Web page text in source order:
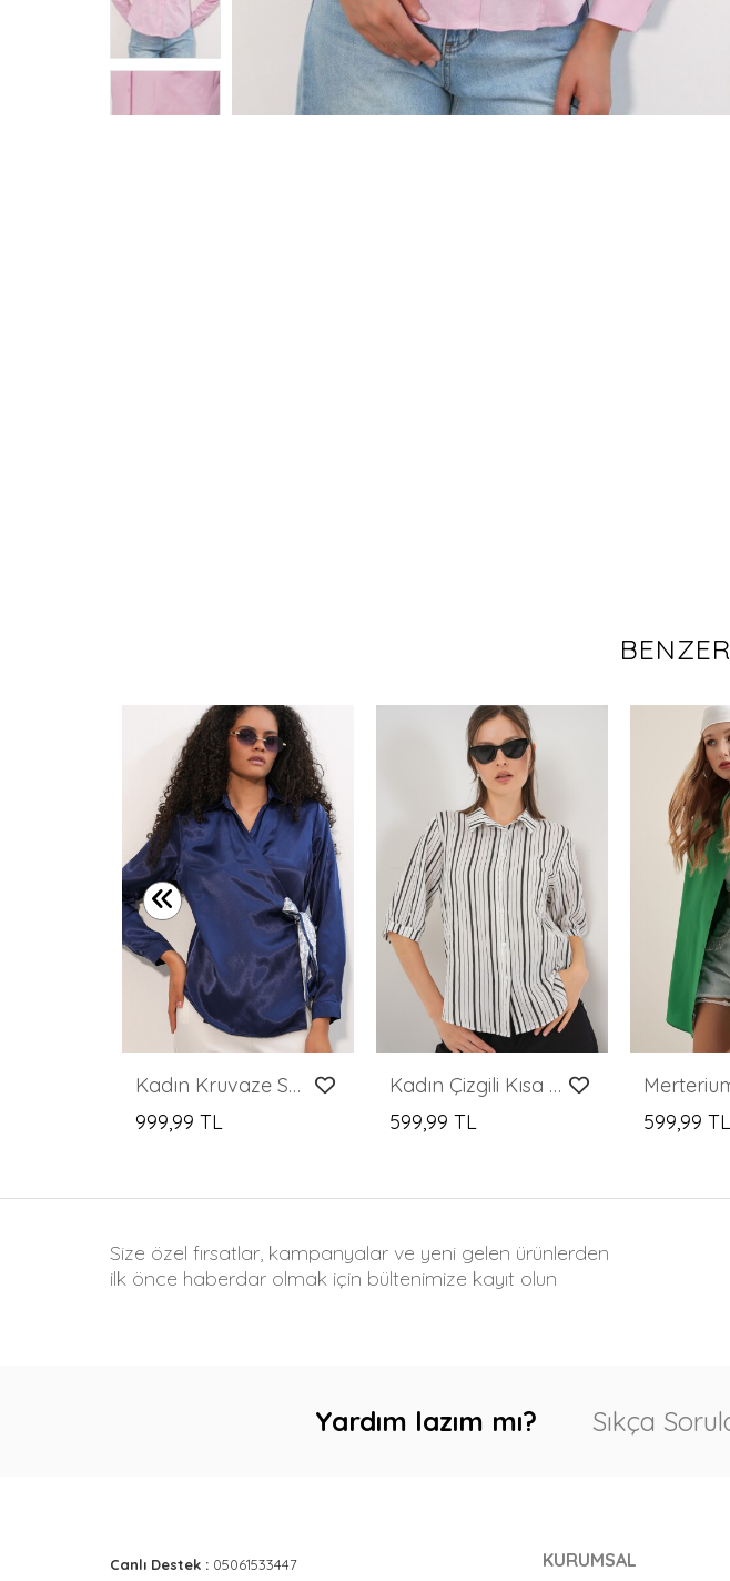
Kadın Kruvaze Saten Gömlek 20386 - Lacivert
999,99 TL
Kadın Çizgili Kısa Kol Gömlek 20345 - Siyah
599,99 TL
599,99 TL
Size özel fırsatlar, kampanyalar ve yeni gelen ürünlerden
ilk önce haberdar olmak için bültenimize kayıt olun
Yardım lazım mı? Sıkça
Canlı Destek : 05061533447 KURUMSAL